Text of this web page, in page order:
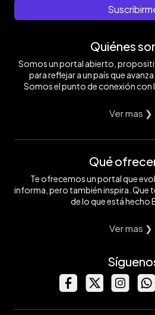
Quiénes
Somos un portal abierto,
para reflejar a un país que
Somos el punto de conexión con
Ver mas ❯
Qué
Te ofrecemos un portal que
informa, pero también inspira. Que
de lo que está hecho
Ver mas ❯